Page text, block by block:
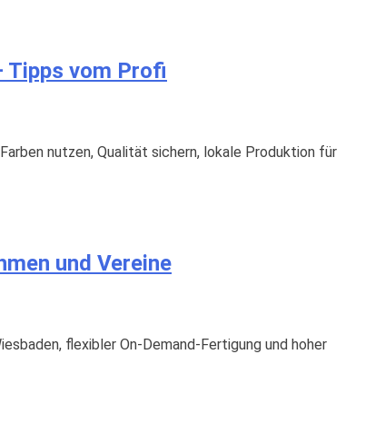
Tipps vom Profi
nutzen, Qualität sichern, lokale Produktion für
und Vereine
flexibler On-Demand-Fertigung und hoher